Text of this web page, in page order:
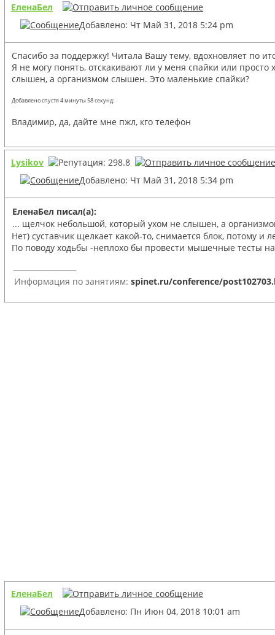
ЕленаБел
Добавлено: Чт Май 31, 2018 5:24 pm
Спасибо за поддержку! Читала Вашу тему, вдохновляет по
Я не могу понять, отскакивают ли у меня спайки или
слышен, а организмом слышен. Это маленькие спайки?
Добавлено спустя 4 минуты 58 секунд:
Владимир, да, дайте мне пжл, кго телефон
Lysikov
Добавлено: Чт Май 31, 2018 5:34 pm
ЕленаБел писал(а):
... щелчок небольшой, который ухом не слышен, а
Нет) суставчик щелкает какой-то, снимается блок, потому и
По поводу ходьбы -неплохо бы провести мышечные тесты на
Информация по занятиям: spinet.ru/conference/
ЕленаБел
Добавлено: Пн Июн 04, 2018 10:01 am